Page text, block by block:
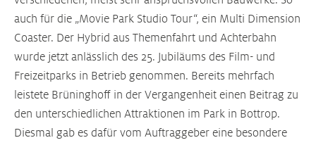
auch für die „Movie Park Studio Tour“, ein Multi Dimension
Coaster. Der Hybrid aus Themenfahrt und Achterbahn
wurde jetzt anlässlich des 25. Jubiläums des Film- und
Freizeitparks in Betrieb genommen. Bereits mehrfach
leistete Brüninghoff in der Vergangenheit einen Beitrag zu
den unterschiedlichen Attraktionen im Park in Bottrop.
Diesmal gab es dafür vom Auftraggeber eine besondere